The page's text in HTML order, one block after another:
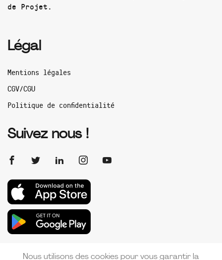
de Projet.
Légal
Mentions légales
CGV/CGU
Politique de confidentialité
Suivez nous !
Nous utilisons des cookies pour vous garantir la